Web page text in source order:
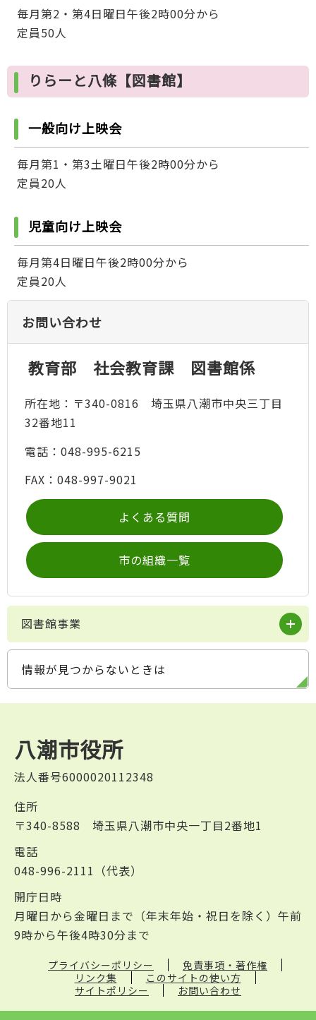
毎月第2・第4日曜日午後2時00分から
定員50人
りらーと八條【図書館】
一般向け上映会
毎月第1・第3土曜日午後2時00分から
定員20人
児童向け上映会
毎月第4日曜日午後2時00分から
定員20人
お問い合わせ
教育部 社会教育課 図書館係
所在地：〒340-0816 埼玉県八潮市中央三丁目
32番地11
電話：048-995-6215
FAX：048-997-9021
よくある質問
市の組織一覧
図書館事業
情報が見つからないときは
八潮市役所
法人番号6000020112348
住所
〒340-8588 埼玉県八潮市中央一丁目2番地1
電話
048-996-2111（代表）
開庁日時
月曜日から金曜日まで（年末年始・祝日を除く）午前
9時から午後4時30分まで
プライバシーポリシー
免責事項・著作権
リンク集
このサイトの使い方
サイトポリシー
お問い合わせ